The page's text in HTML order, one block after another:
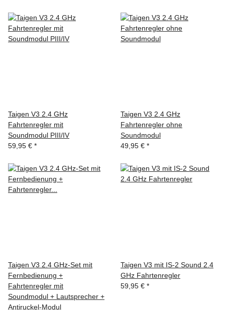
Taigen V3 2.4 GHz
Fahrtenregler mit
Soundmodul PIII/IV
59,95 € *
Taigen V3 2.4 GHz
Fahrtenregler ohne
Soundmodul
49,95 € *
Taigen V3 2.4 GHz-Set mit
Fernbedienung +
Fahrtenregler mit
Soundmodul + Lautsprecher +
Antiruckel-Modul
Taigen V3 mit IS-2 Sound 2.4
GHz Fahrtenregler
59,95 € *